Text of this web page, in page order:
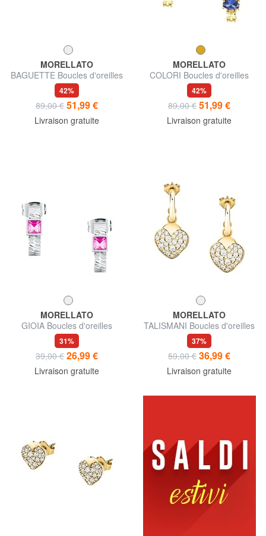
MORELLATO
BAGUETTE Boucles d'oreilles
42%
89,00 € 51,99 €
Livraison gratuite
MORELLATO
COLORI Boucles d'oreilles
42%
89,00 € 51,99 €
Livraison gratuite
MORELLATO
GIOIA Boucles d'oreilles
31%
39,00 € 26,99 €
Livraison gratuite
MORELLATO
TALISMANI Boucles d'oreilles
37%
59,00 € 36,99 €
Livraison gratuite